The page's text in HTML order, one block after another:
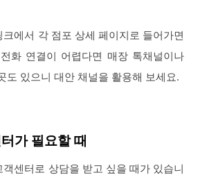
에서 각 점포 상세 페이지로 들어가면
화 연결이 어렵다면 매장 톡채널이나
도 있으니 대안 채널을 활용해 보세요.
가 필요할 때
센터로 상담을 받고 싶을 때가 있습니